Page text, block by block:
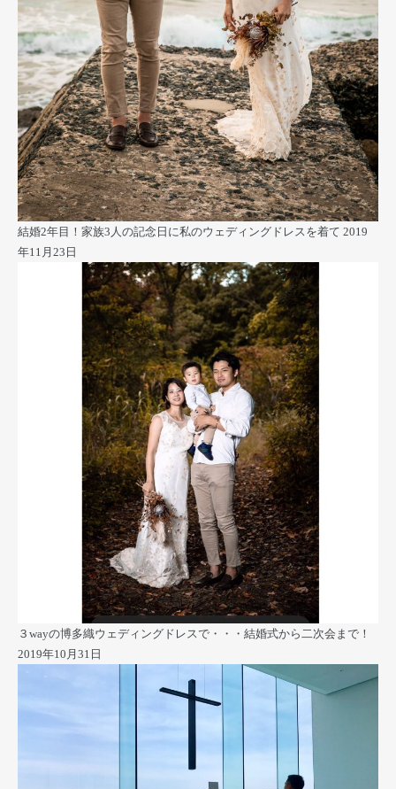
結婚2年目！家族3人の記念日に私のウェディングドレスを着て 2019
年11月23日
３wayの博多織ウェディングドレスで・・・結婚式から二次会まで！
2019年10月31日